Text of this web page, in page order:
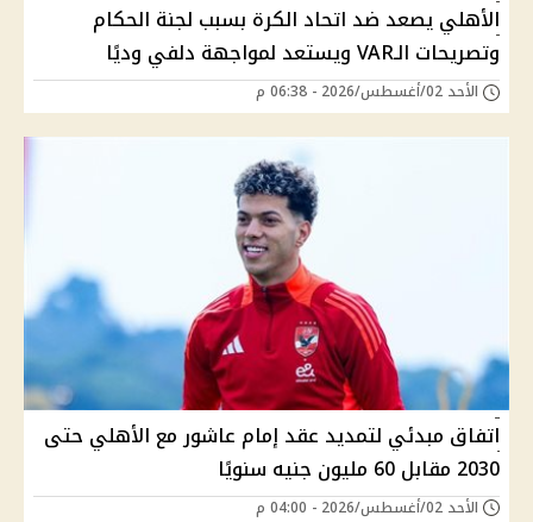
الأهلي يصعد ضد اتحاد الكرة بسبب لجنة الحكام
وتصريحات الـVAR ويستعد لمواجهة دلفي وديًا
الأحد 02/أغسطس/2026 - 06:38 م
اتفاق مبدئي لتمديد عقد إمام عاشور مع الأهلي حتى
2030 مقابل 60 مليون جنيه سنويًا
الأحد 02/أغسطس/2026 - 04:00 م